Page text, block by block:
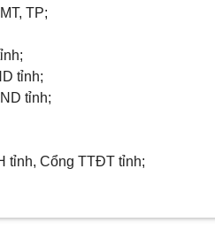
TP;
tỉnh;
tỉnh;
tỉnh, Cổng TTĐT tỉnh;